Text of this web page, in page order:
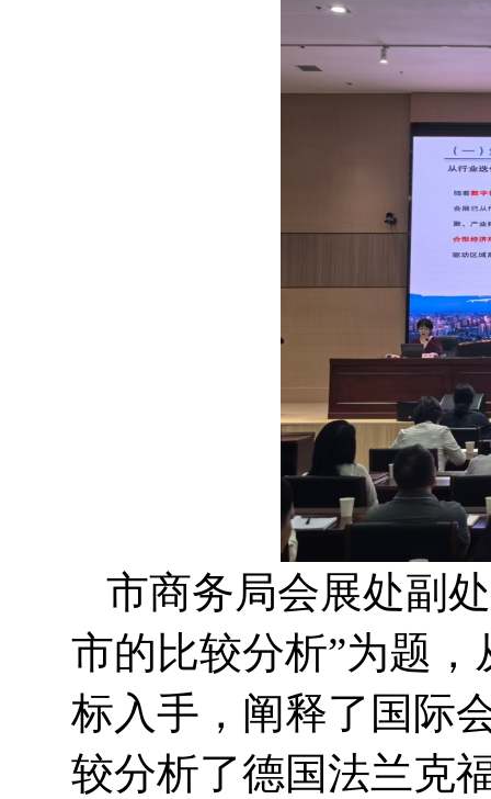
市商务局会展处副
市的比较分析”为题
标入手，阐释了国际
较分析了德国法兰克